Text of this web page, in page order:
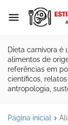
Dieta carnívora é
alimentos de
referências em
científicos,
antropologia,
Página inicial